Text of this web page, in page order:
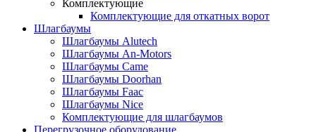
Комплектующие
Комплектующие для откатных ворот
Шлагбаумы
Шлагбаумы Alutech
Шлагбаумы An-Motors
Шлагбаумы Came
Шлагбаумы Doorhan
Шлагбаумы Faac
Шлагбаумы Nice
Комплектующие для шлагбаумов
Перегрузочное оборудование